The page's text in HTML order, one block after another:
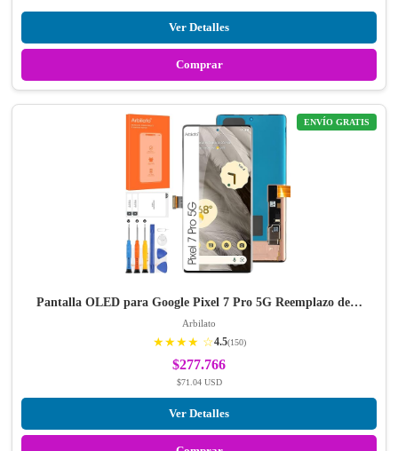
Ver Detalles
Comprar
ENVÍO GRATIS
Pantalla OLED para Google Pixel 7 Pro 5G Reemplazo de…
Arbilato
★★★★ ☆4.5(150)
$277.766
$71.04 USD
Ver Detalles